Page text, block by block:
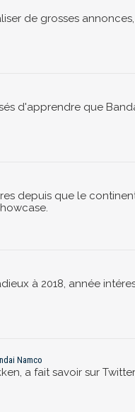
de grosses
d'apprendre que
depuis que le
à 2018, année
Namco
a fait savoir sur